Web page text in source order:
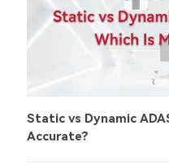
Static vs Dynamic
Accurate?